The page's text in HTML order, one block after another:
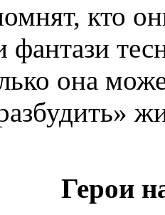
кто
фантази
она
Герои